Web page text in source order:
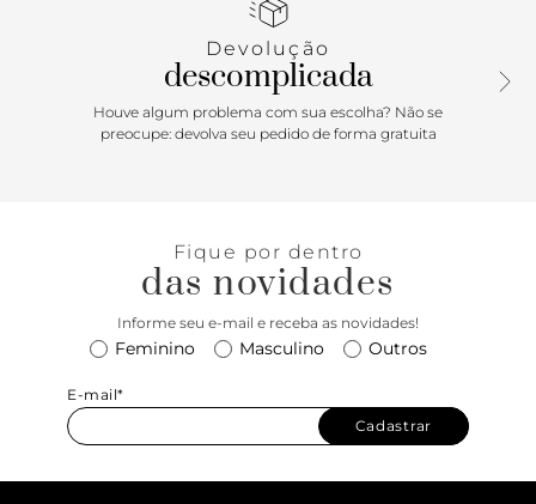
Devolução
descomplicada
Houve algum problema com sua escolha? Não se
preocupe: devolva seu pedido de forma gratuita
Fique por dentro
das novidades
Informe seu e-mail e receba as novidades!
Feminino Masculino Outros
E-mail*
Cadastrar